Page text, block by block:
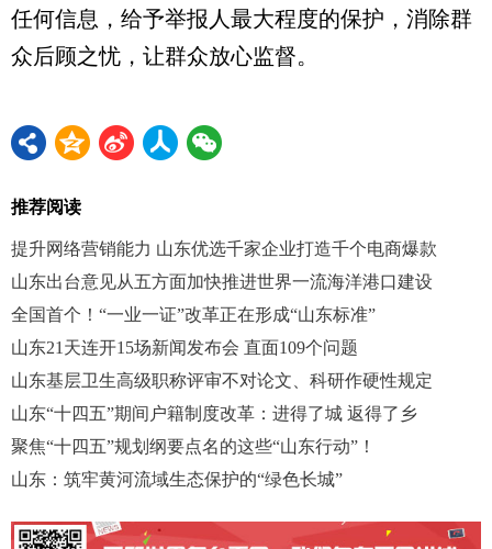
任何信息，给予举报人最大程度的保护，消除群
众后顾之忧，让群众放心监督。
推荐阅读
提升网络营销能力 山东优选千家企业打造千个电商爆款
山东出台意见从五方面加快推进世界一流海洋港口建设
全国首个！“一业一证”改革正在形成“山东标准”
山东21天连开15场新闻发布会 直面109个问题
山东基层卫生高级职称评审不对论文、科研作硬性规定
山东“十四五”期间户籍制度改革：进得了城 返得了乡
聚焦“十四五”规划纲要点名的这些“山东行动”！
山东：筑牢黄河流域生态保护的“绿色长城”